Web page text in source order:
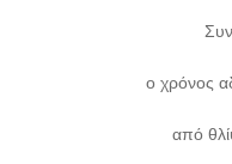
ο χρόνος
από